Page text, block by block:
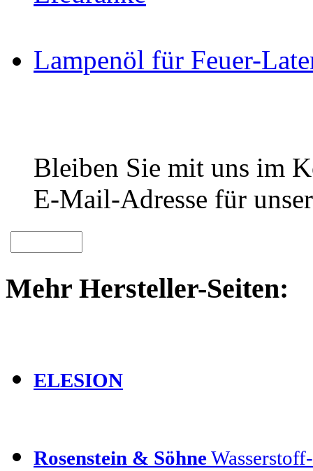
Lampenöl für Feuer-
Bleiben Sie mit uns im
E-Mail-Adresse für
Mehr Hersteller-Seiten:
ELESION
Rosenstein & Söhne